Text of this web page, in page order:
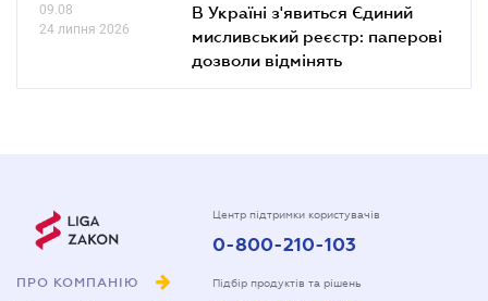
09.08
24 липня 2026
В Україні з'явиться Єдиний
мисливський реєстр: паперові
дозволи відмінять
ПРО КОМПАНІЮ
Центр підтримки користувачів
0-800-210-103
Підбір продуктів та рішень